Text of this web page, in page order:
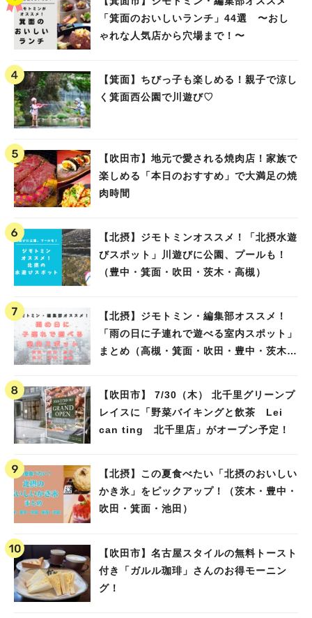
「箕面のおいしいランチ」44選 〜おし
ゃれな人気店から穴場まで！〜
【箕面】ちびっ子も楽しめる！親子で涼し
く箕面西公園で川遊び♡
【吹田市】地元で愛される焼肉店！家族で
楽しめる「本日のおすすめ」で大満足の焼
肉時間
【北摂】ジモトミンオススメ！「北摂水遊
びスポット」川遊びに公園、プールも！
（豊中・箕面・吹田・茨木・高槻）
【北摂】ジモトミン・編集部オススメ！
「雨の日に子連れで遊べる室内スポット」
まとめ（高槻・箕面・吹田・豊中・茨木・
【吹田市】 7/30（木） 北千里グリーンプ
レイスに「野菜バイキングと飲茶 Lei
can ting 北千里店」がオープン予定！
【北摂】この夏食べたい「北摂のおいしい
かき氷」をピックアップ！（茨木・豊中・
吹田・箕面・池田）
【吹田市】名古屋スタイルの無料トースト
付き「ガルル珈琲」さんのお得モーニン
グ！